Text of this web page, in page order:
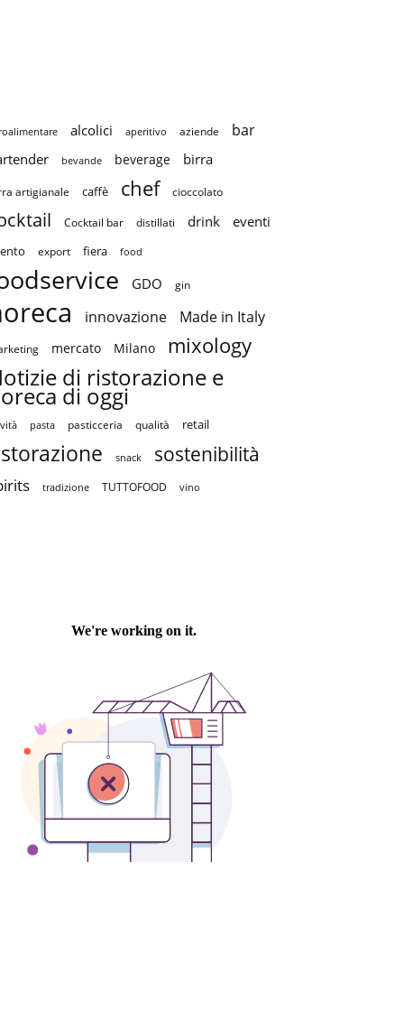
alcolici aperitivo aziende bar
bevande beverage birra
artigianale caffè chef cioccolato
Cocktail bar distillati drink eventi
export fiera food
GDO gin
innovazione Made in Italy
mercato Milano mixology
di ristorazione e
di oggi
pasta pasticceria qualità retail
snack sostenibilità
tradizione TUTTOFOOD vino